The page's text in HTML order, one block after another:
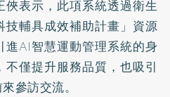
俠表示，此項系統透過衛生
輔具成效補助計畫」資源
AI智慧運動管理系統的身
僅提升服務品質，也吸引
參訪交流。